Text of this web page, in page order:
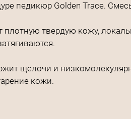
педикюр Golden Trace.
твердую кожу,
щелочи и
кожи.